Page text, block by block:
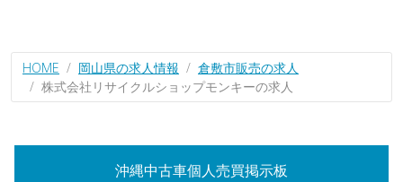
HOME 岡山県の求人情報
倉敷市販売の求人
株式会社リサイクルショップモンキーの求人
沖縄中古車個人売買掲示板